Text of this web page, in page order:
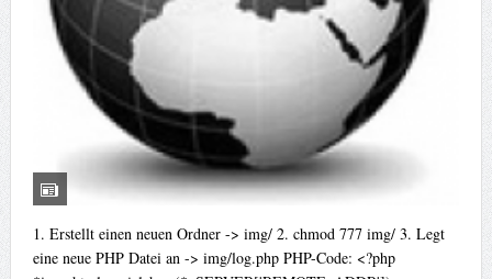
1. Erstellt einen neuen Ordner -> img/ 2. chmod 777 img/ 3. Legt
eine neue PHP Datei an -> img/log.php PHP-Code: <?php